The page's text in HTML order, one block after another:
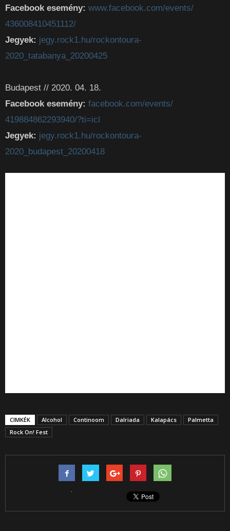
Facebook esemény: www.facebook.com/events/
436008410451112/
Jegyek: jegy.rock1.hu/rockontoura-
2020_tatabanya_20200425
Budapest // 2020. 04. 18.
Facebook esemény: facebook.com/events/
419884862293940/?ti=icl
Jegyek: jegy.rock1.hu/rockontoura-
2020_budapest_20200418
CIMKÉK Alcohol Continoom Dalriada Kalapács
Palmetta
Rock On! Fest